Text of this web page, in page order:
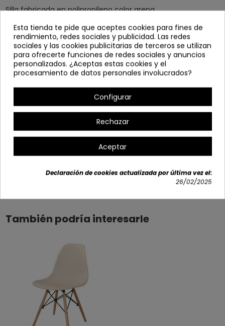
Silla fabricada en polipropileno color arena.
Estructura de varillas metálicas de color negro y
patas de madera de color wengué.
Se sirve desmontada.
Ancho: 46,5 cm
Peso asiento: 2,4 Kg | Peso silla: 3,90 Kg
Peso que soporta: hasta 150 Kg
Indicada para uso de alta frecuencia.
Detalles del producto
También podría interesarle
Esta tienda te pide que aceptes cookies para fines de
rendimiento, redes sociales y publicidad. Las redes
sociales y las cookies publicitarias de terceros se utilizan
para ofrecerte funciones de redes sociales y anuncios
personalizados. ¿Aceptas estas cookies y el
procesamiento de datos personales involucrados?
Configurar
Rechazar
Aceptar
Declaración de cookies actualizada por última vez el:
26/02/2025